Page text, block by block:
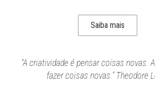
Saiba mais
“A criatividade é pensar coisas novas.
fazer coisas novas.” Theodore